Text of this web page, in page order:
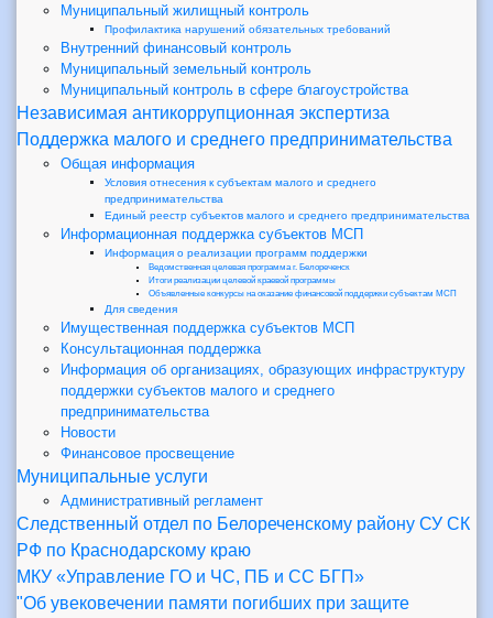
Муниципальный жилищный контроль
Профилактика нарушений обязательных требований
Внутренний финансовый контроль
Муниципальный земельный контроль
Муниципальный контроль в сфере благоустройства
Независимая антикоррупционная экспертиза
Поддержка малого и среднего предпринимательства
Общая информация
Условия отнесения к субъектам малого и среднего
предпринимательства
Единый реестр субъектов малого и среднего предпринимательства
Информационная поддержка субъектов МСП
Информация о реализации программ поддержки
Ведомственная целевая программа г. Белореченск
Итоги реализации целевой краевой программы
Объявленные конкурсы на оказание финансовой поддержки субъектам МСП
Для сведения
Имущественная поддержка субъектов МСП
Консультационная поддержка
Информация об организациях, образующих инфраструктуру
поддержки субъектов малого и среднего
предпринимательства
Новости
Финансовое просвещение
Муниципальные услуги
Административный регламент
Следственный отдел по Белореченскому району СУ СК
РФ по Краснодарскому краю
МКУ «Управление ГО и ЧС, ПБ и СС БГП»
"Об увековечении памяти погибших при защите